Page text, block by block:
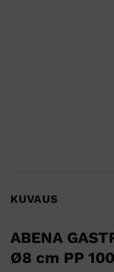
KUVAUS
ABENA
Ø8 cm PP